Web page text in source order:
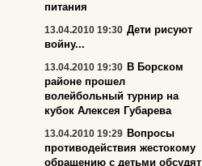
питания
13.04.2010 19:30 Дети рисуют
войну...
13.04.2010 19:30 В Борском
районе прошел
волейбольный турнир на
кубок Алексея Губарева
13.04.2010 19:29 Вопросы
противодействия жестокому
обращению с детьми обсудят